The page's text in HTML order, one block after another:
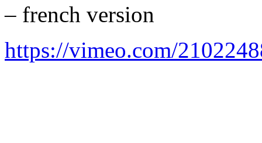
– french version
https://vimeo.com/